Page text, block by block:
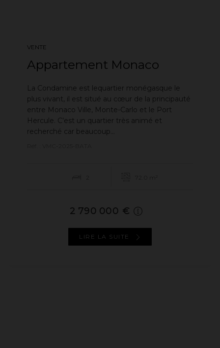
VENTE
Appartement Monaco
La Condamine est lequartier monégasque le
plus vivant, il est situé au cœur de la principauté
entre Monaco Ville, Monte-Carlo et le Port
Hercule. C’est un quartier très animé et
recherché car beaucoup...
2 790 000 €
LIRE LA SUITE